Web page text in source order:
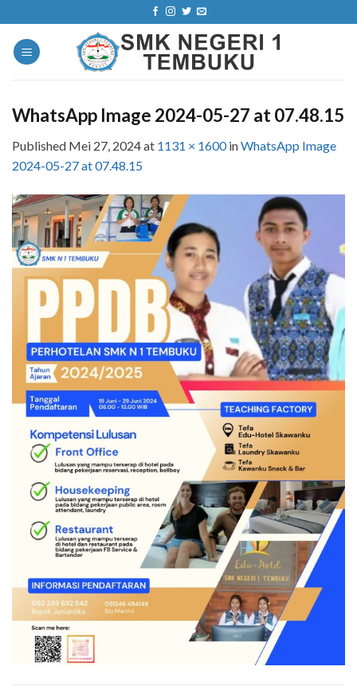
to
content
WhatsApp Image 2024-05-27 at 07.48.15
Published Mei 27, 2024at 1131 × 1600inWhatsApp Image
2024-05-27 at 07.48.15